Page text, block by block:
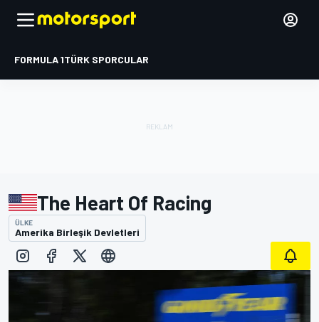
FORMULA 1TÜRK SPORCULAR
The Heart Of Racing
ÜLKE
Amerika Birleşik Devletleri